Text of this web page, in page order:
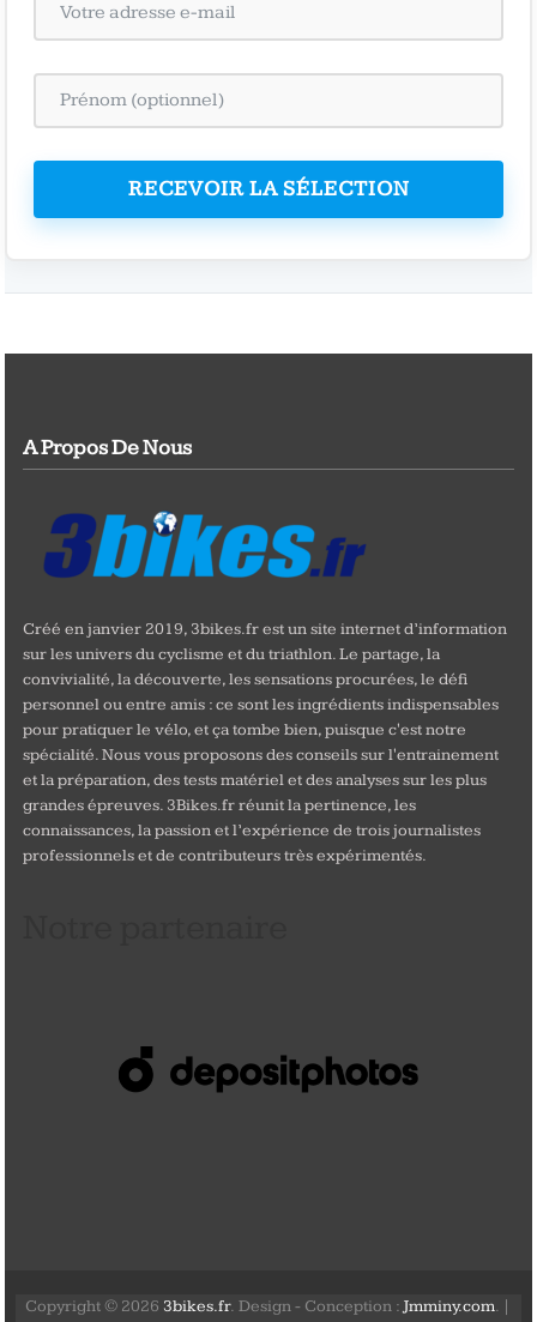
RECEVOIR LA SÉLECTION
A Propos De Nous
Créé en janvier 2019, 3bikes.fr est un site internet d’information
sur les univers du cyclisme et du triathlon. Le partage, la
convivialité, la découverte, les sensations procurées, le défi
personnel ou entre amis : ce sont les ingrédients indispensables
pour pratiquer le vélo, et ça tombe bien, puisque c'est notre
spécialité. Nous vous proposons des conseils sur l'entrainement
et la préparation, des tests matériel et des analyses sur les plus
grandes épreuves. 3Bikes.fr réunit la pertinence, les
connaissances, la passion et l’expérience de trois journalistes
professionnels et de contributeurs très expérimentés.
Copyright © 2026 3bikes.fr. Design - Conception :Jmminy.com. |